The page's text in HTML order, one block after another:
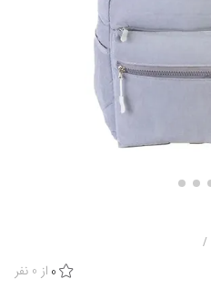
/
0 از 0 نفر